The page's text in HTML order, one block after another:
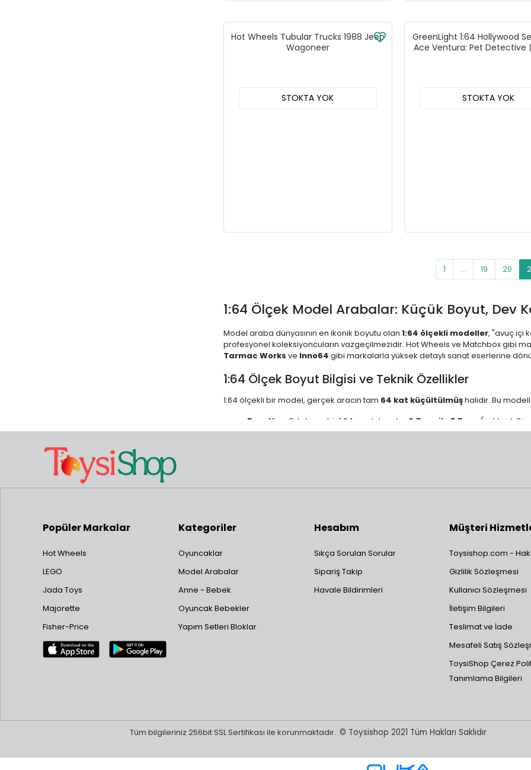
Hot Wheels Tubular Trucks 1988 Jeep
Wagoneer
STOKTA YOK
GreenLight 1:64 Hollywood
Ace Ventura: Pet Detective
STOKTA YOK
1 ... 19 20
1:64 Ölçek Model Arabalar: Küçük Boyut, Dev
Model araba dünyasının en ikonik boyutu olan 1:64 ölçekli modeller, "avuç içi
profesyonel koleksiyoncuların vazgeçilmezidir. Hot Wheels ve Matchbox gibi
Tarmac Works ve Inno64 gibi markalarla yüksek detaylı sanat eserlerine
1:64 Ölçek Boyut Bilgisi ve Teknik Özellikler
1:64 ölçekli bir model, gerçek aracın tam 64 kat küçültülmüşhalidir. Bu
Boyutlar:
Ortalama bir 1:64 model araba 6.5 cm ile 7.5 cm
(yaklaşık 3
Malzeme:Genelliklediecast(metal alaşım) gövdeye ve plastik şasiye
Diğer ölçeklere göre çok daha ekonomik seçenekler
üretim) parçalarla yatırım değeri taşıyan modelleri de barındırır.
fotoğrafçılık için en uygun boyuttur.
Koleksiyonunuza yeni bir soluk getirecek en yeni
1:64 ölçekli diecast
keşfedin!
Popüler Markalar
Hot Wheels
LEGO
Jada Toys
Majorette
Fisher-Price
Kategoriler
Oyuncaklar
Model Arabalar
Anne - Bebek
Oyuncak Bebekler
Yapım Setleri Bloklar
Hesabım
Sıkça Sorulan Sorular
Sipariş Takip
Havale Bildirimleri
Müşteri
Toysishop.com -
Gizlilik Sözleşmesi
Kullanıcı Sözleşmesi
İletişim Bilgileri
Teslimat ve İade
Mesafeli Satış
ToysiShop Çerez
Tanımlama Bilgileri
Tüm bilgileriniz 256bit SSL Sertifikası ile korunmaktadır. © Toysishop 2021 Tüm Hakları Saklıdır